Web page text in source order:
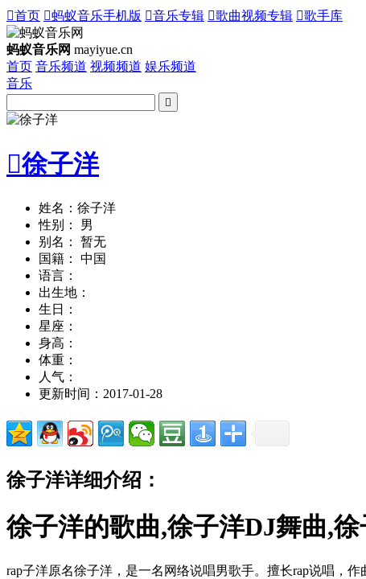
首页 蚂蚁音乐手机版 音乐专辑 歌曲视频专辑 歌手库
蚂蚁音乐网 mayiyue.cn
首页 音乐频道 视频频道 娱乐频道
音乐

徐子洋
姓名：徐子洋
性别： 男
别名： 暂无
国籍： 中国
语言：
出生地：
生日：
星座：
身高：
体重：
人气：
更新时间：2017-01-28
徐子洋详细介绍：
徐子洋的歌曲,徐子洋DJ舞曲,
rap子洋原名徐子洋，是一名网络说唱男歌手。擅长rap说唱，